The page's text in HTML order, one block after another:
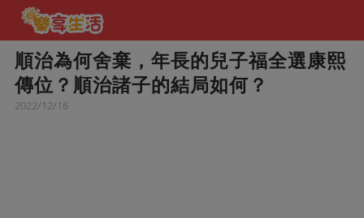
順治為何舍棄，年長的兒子福全選康熙
傳位？順治諸子的結局如何？
2022/12/16